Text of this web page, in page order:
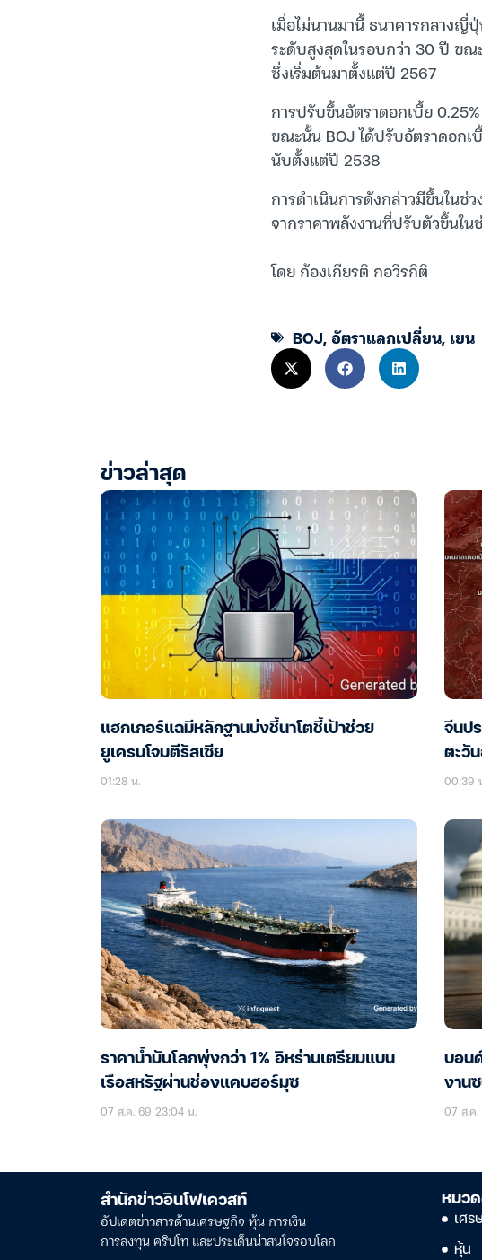
เมื่อไม่นานมานี้ ธนาคารกลางญี่
ระดับสูงสุดในรอบกว่า 30 ปี ขณ
ซึ่งเริ่มต้นมาตั้งแต่ปี 2567
การปรับขึ้นอัตราดอกเบี้ย
ขณะนั้น BOJ ได้ปรับอัตราดอก
นับตั้งแต่ปี 2538
การดำเนินการดังกล่าวมีขึ้นใน
จากราคาพลังงานที่ปรับตัวขึ้นใ
โดย ก้องเกียรติ กอวีรกิติ
BOJ,อัตราแลกเปลี่ยน, เยน
ข่าวล่าสุด
แฮกเกอร์แฉมีหลักฐานบ่งชี้นาโตชี้เป้าช่วย
ยูเครนโจมตีรัสเซีย
01:28 น.
จีนป
ตะวั
00:39
ราคาน้ำมันโลกพุ่งกว่า 1% อิหร่านเตรียมแบน
เรือสหรัฐผ่านช่องแคบฮอร์มุซ
07 ส.ค. 69 23:04 น.
บอน
งาน
07 ส.ค
สำนักข่าวอินโฟเควสท์
อัปเดตข่าวสารด้านเศรษฐกิจ หุ้น การเงิน
การลงทุน คริปโท และประเด็นน่าสนใจรอบโลก
หมว
เศร
หุ้น